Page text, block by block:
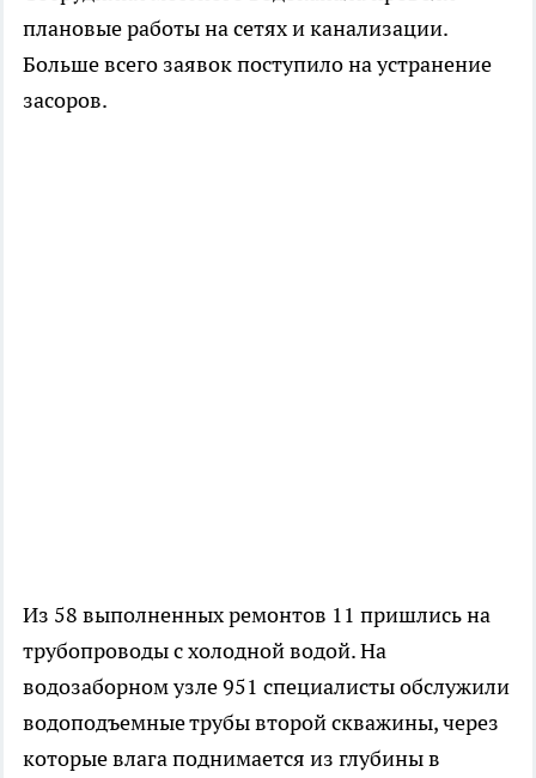
плановые работы на сетях и канализации.
Больше всего заявок поступило на устранение
засоров.
Из 58 выполненных ремонтов 11 пришлись на
трубопроводы с холодной водой. На
водозаборном узле 951 специалисты обслужили
водоподъемные трубы второй скважины, через
которые влага поднимается из глубины в